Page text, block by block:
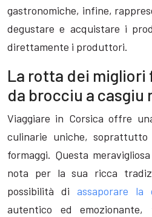
gastronomiche, infine,
degustare e acquistare i
direttamente i produttori.
La rotta dei migliori
da brocciu a casgiu
Viaggiare in Corsica offre
culinarie uniche,
formaggi. Questa
nota per la sua ricca
possibilità di assaporare la
autentico ed